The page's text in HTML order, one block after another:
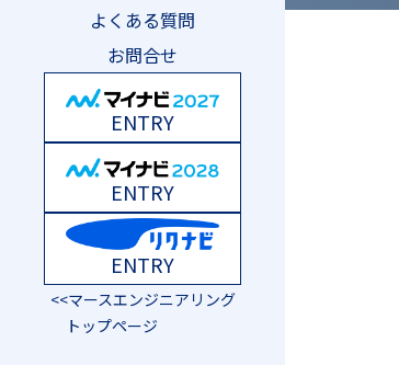
よくある質問
お問合せ
ENTRY
ENTRY
ENTRY
<<マースエンジニアリング
トップページ